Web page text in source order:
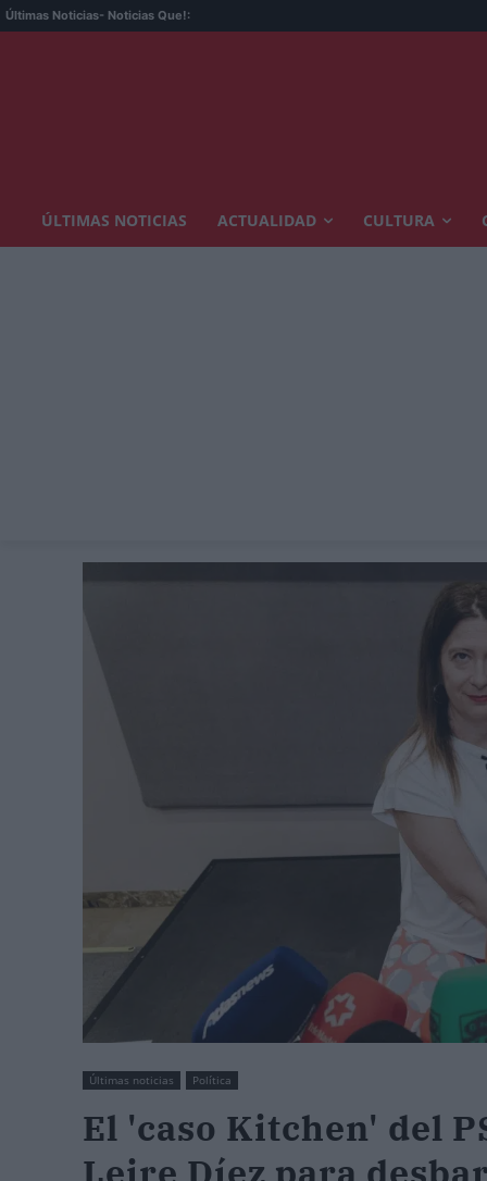
Últimas Noticias- Noticias Que!:
ÚLTIMAS NOTICIAS ACTUALIDAD CULTURA
Últimas noticias Política
El 'caso Kitchen' del